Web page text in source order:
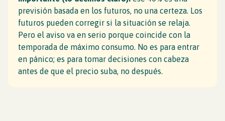
previsión basada en los futuros, no una certeza. Los
futuros pueden corregir si la situación se relaja.
Pero el aviso va en serio porque coincide con la
temporada de máximo consumo. No es para entrar
en pánico; es para tomar decisiones con cabeza
antes de que el precio suba, no después.